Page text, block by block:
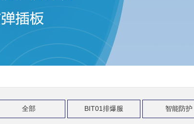
全部 BIT01排爆服 智能防护